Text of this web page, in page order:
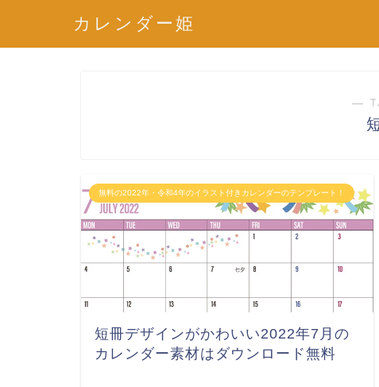
カレンダー姫
―
無料の2022年・令和4年のイラスト付きカレンダーのテンプレート！
短冊デザインがかわいい2022年7月の
カレンダー素材はダウンロード無料